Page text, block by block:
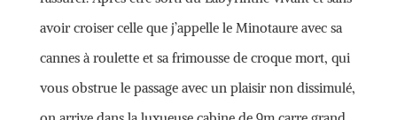
avoir croiser celle que j’appelle le Minotaure avec sa
cannes à roulette et sa frimousse de croque mort, qui
vous obstrue le passage avec un plaisir non dissimulé,